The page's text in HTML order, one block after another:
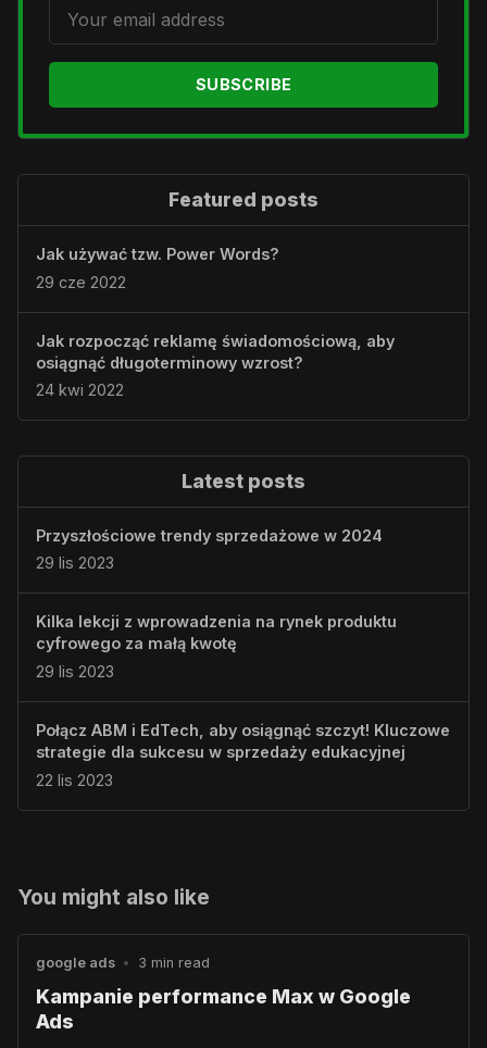
SUBSCRIBE
Featured posts
Jak używać tzw. Power Words?
29 cze 2022
Jak rozpocząć reklamę świadomościową, aby
osiągnąć długoterminowy wzrost?
24 kwi 2022
Latest posts
Przyszłościowe trendy sprzedażowe w 2024
29 lis 2023
Kilka lekcji z wprowadzenia na rynek produktu
cyfrowego za małą kwotę
29 lis 2023
Połącz ABM i EdTech, aby osiągnąć szczyt! Kluczowe
strategie dla sukcesu w sprzedaży edukacyjnej
22 lis 2023
You might also like
google ads • 3 min read
Kampanie performance Max w Google
Ads